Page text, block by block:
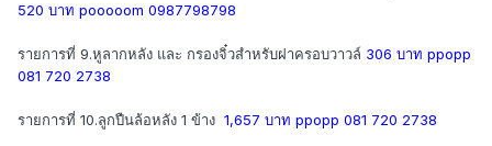
520 บาท pooooom 0987798798
รายการที่ 9.หูลากหลัง และ กรองจิ๋วสำหรับฝาครอบวาวล์ 306 บาท ppopp
081 720 2738
รายการที่ 10.ลูกปืนล้อหลัง 1 ข้าง 1,657 บาท ppopp 081 720 2738